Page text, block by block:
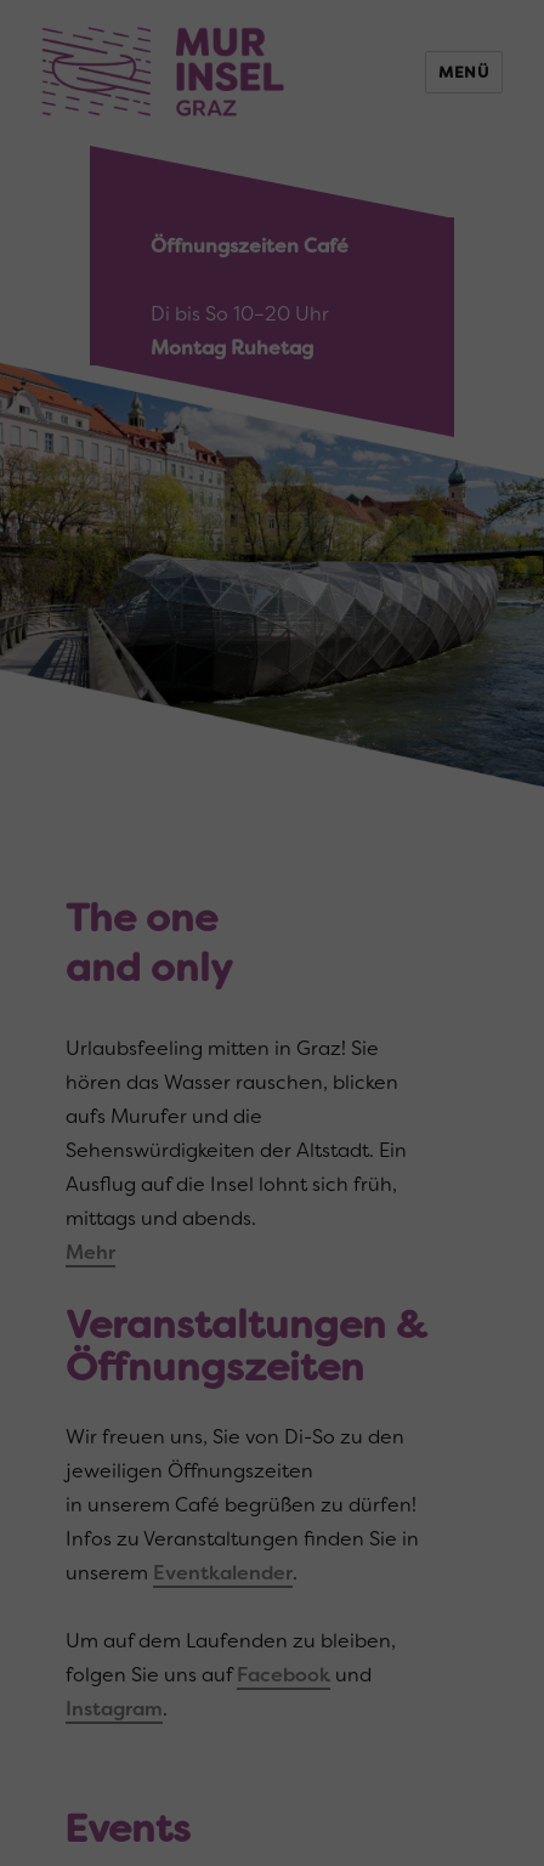
MENÜ
Öffnungszeiten Café
Di bis So 10–20 Uhr
Montag Ruhetag
The one
and only
Urlaubsfeeling mitten in Graz! Sie
hören das Wasser rauschen, blicken
aufs Murufer und die
Sehenswürdigkeiten der Altstadt. Ein
Ausflug auf die Insel lohnt sich früh,
mittags und abends.
Mehr
Veranstaltungen &
Öffnungszeiten
Wir freuen uns, Sie von Di-So zu den
jeweiligen Öffnungszeiten
in unserem Café begrüßen zu dürfen!
Infos zu Veranstaltungen finden Sie in
unserem Eventkalender.
Um auf dem Laufenden zu bleiben,
folgen Sie uns aufFacebookund
Instagram.
Events